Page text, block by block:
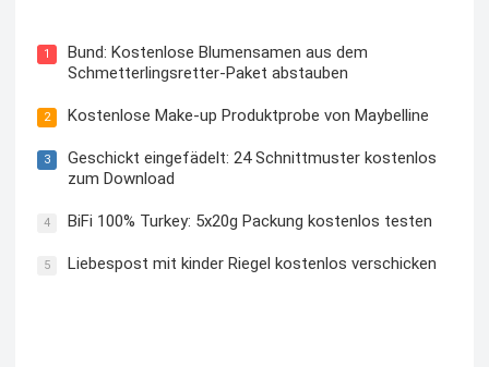
1
Bund: Kostenlose Blumensamen aus dem
Schmetterlingsretter-Paket abstauben
2 Kostenlose Make-up Produktprobe von Maybelline
3
Geschickt eingefädelt: 24 Schnittmuster kostenlos
zum Download
4 BiFi 100% Turkey: 5x20g Packung kostenlos testen
5 Liebespost mit kinder Riegel kostenlos verschicken